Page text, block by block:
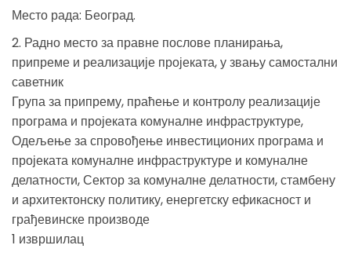
Место рада: Београд.
2. Радно место за правне послове планирања,
припреме и реализације пројеката, у звању самостални
саветник
Група за припрему, праћење и контролу реализације
програма и пројеката комуналне инфраструктуре,
Одељење за спровођење инвестиционих програма и
пројеката комуналне инфраструктуре и комуналне
делатности, Сектор за комуналне делатности, стамбену
и архитектонску политику, енергетску ефикасност и
грађевинске производе
1 извршилац